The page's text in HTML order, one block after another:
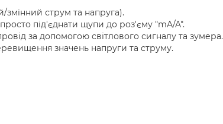
змінний струм та напруга).
під'єднати щупи до роз'єму "mA/A".
за допомогою світлового сигналу та зумера.
значень напруги та струму.